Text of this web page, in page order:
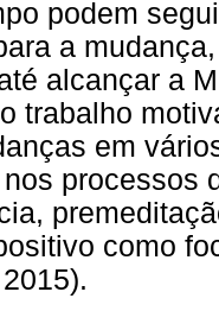
podem
a
alcançar a
trabalho
em
processos
como
2015).